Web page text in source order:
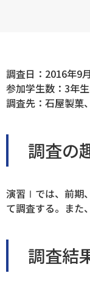
調査日：2016年9
参加学生数：3年
調査先：石屋製菓
調査の
演習Ⅰでは、前期
て調査する。また
調査結